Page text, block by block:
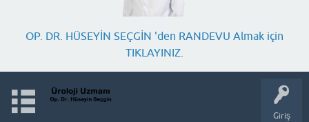
OP. DR. HÜSEYİN SEÇGİN 'den RANDEVU Almak için
TIKLAYINIZ.
Giriş